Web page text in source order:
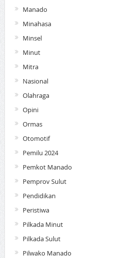
Manado
Minahasa
Minsel
Minut
Mitra
Nasional
Olahraga
Opini
Ormas
Otomotif
Pemilu 2024
Pemkot Manado
Pemprov Sulut
Pendidikan
Peristiwa
Pilkada Minut
Pilkada Sulut
Pilwako Manado